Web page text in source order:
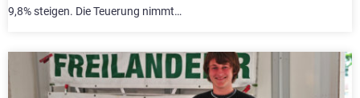
9,8% steigen. Die Teuerung nimmt…